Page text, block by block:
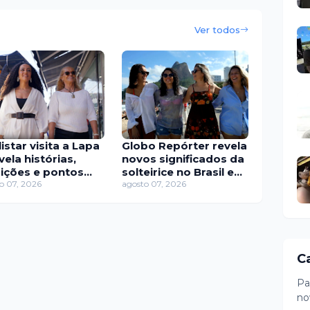
Ver todos
visita a Lapa
histórias,
e pontos
de um dos
07, 2026
Globo Repórter revela
novos significados da
solteirice no Brasil e
mostra mudanças nos
agosto 07, 2026